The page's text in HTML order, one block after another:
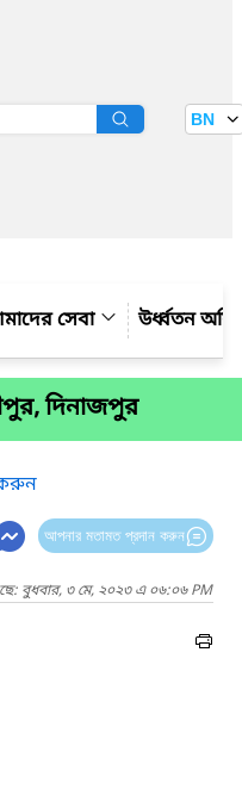
BN
সেবা উর্ধ্বতন
দিনাজপুর
করুন
আপনার মতামত প্রদান করুন
বুধবার, ৩ মে, ২০২৩ এ ০৬:০৬ PM